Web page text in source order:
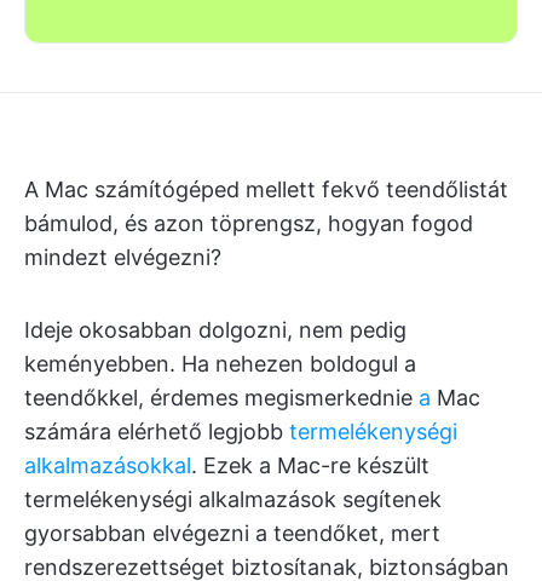
A Mac számítógéped mellett fekvő teendőlistát
bámulod, és azon töprengsz, hogyan fogod
mindezt elvégezni?
Ideje okosabban dolgozni, nem pedig
keményebben. Ha nehezen boldogul a
teendőkkel, érdemes megismerkednie a Mac
számára elérhető legjobb termelékenységi
alkalmazásokkal. Ezek a Mac-re készült
termelékenységi alkalmazások segítenek
gyorsabban elvégezni a teendőket, mert
rendszerezettséget biztosítanak, biztonságban